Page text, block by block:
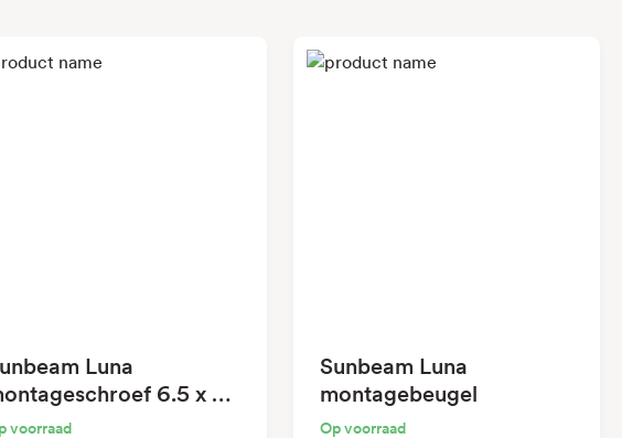
Luna
6.5 x 25
voorraad
Sunbeam Luna
montagebeugel
Op voorraad